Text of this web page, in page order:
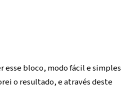
esse bloco, modo fácil e simples
o resultado, e através deste